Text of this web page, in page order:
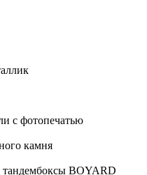
с фотопечатью
камня
BOYARD